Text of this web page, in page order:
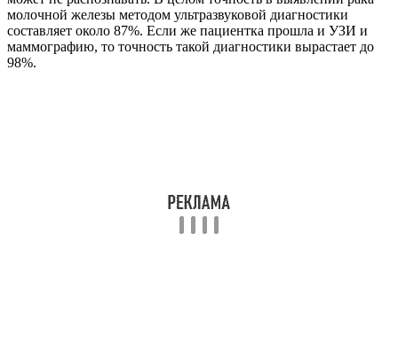
молочной железы методом ультразвуковой диагностики
составляет около 87%. Если же пациентка прошла и УЗИ и
маммографию, то точность такой диагностики вырастает до
98%.